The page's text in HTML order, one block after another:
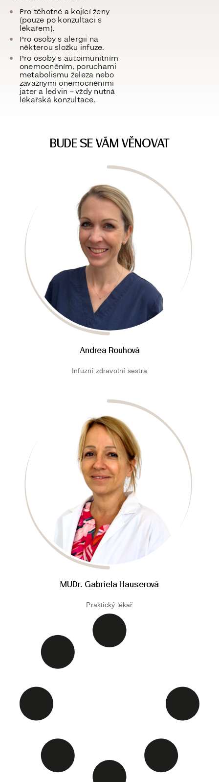
Pro těhotné a kojící ženy
(pouze po konzultaci s
lékařem).
Pro osoby s alergií na
některou složku infuze.
Pro osoby s autoimunitním
onemocněním, poruchami
metabolismu železa nebo
závažnými onemocněními
jater a ledvin – vždy nutná
lékařská konzultace.
BUDE SE VÁM VĚNOVAT
Andrea Rouhová
Infuzní zdravotní sestra
MUDr. Gabriela Hauserová
Praktický lékař